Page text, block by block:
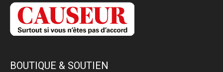
BOUTIQUE & SOUTIEN